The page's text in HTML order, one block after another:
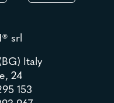
srl
Italy
24
153